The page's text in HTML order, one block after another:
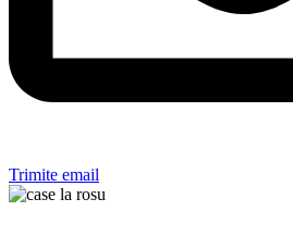
Trimite email